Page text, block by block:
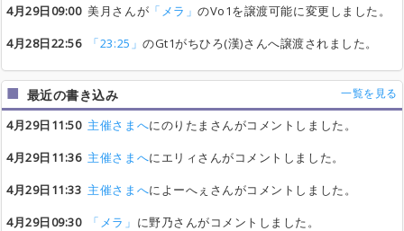
4月29日09:00美月さんが 「メラ」のVo1を譲渡可能に変更しました。
4月28日22:56
「23:25」のGt1がちひろ(漢)さんへ譲渡されました。
最近の書き込み 一覧を見る
4月29日11:50 主催さまへにのりたまさんがコメントしました。
4月29日11:36 主催さまへにエリィさんがコメントしました。
4月29日11:33 主催さまへによーへぇさんがコメントしました。
4月29日09:30
「メラ」 に野乃さんがコメントしました。